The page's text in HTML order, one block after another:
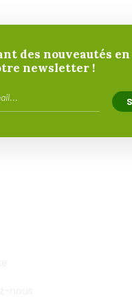
des nouveautés en
newsletter !